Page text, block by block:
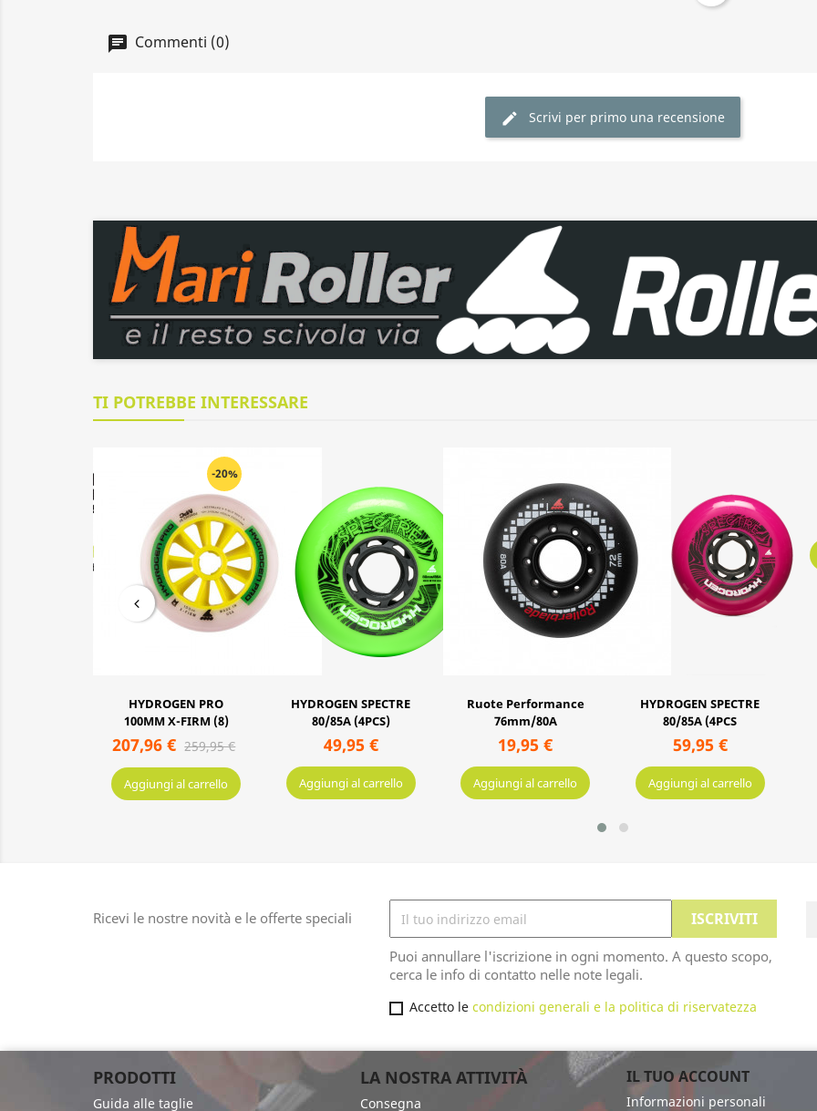
Commenti (0)
Scrivi per primo una recensione
TI POTREBBE INTERESSARE
HYDROGEN SPECTRE
80/85A (4PCS)
49,95 €
Aggiungi al carrello
Ruote Performance
76mm/80A
19,95 €
Aggiungi al carrello
HYDROGEN SPECTRE
80/85A (4PCS
59,95 €
Aggiungi al carrello
(8PCS)
109,95 €
Aggiungi al carrello
Ricevi le nostre novità e le offerte speciali
Puoi annullare l'iscrizione in ogni momento. A questo scopo,
cerca le info di contatto nelle note legali.
Accetto lecondizioni generali e la politica di riservatezza
PRODOTTI
Guida alle taglie
LA NOSTRA ATTIVITÀ
Consegna
IL TUO ACCOUNT
Informazioni personali